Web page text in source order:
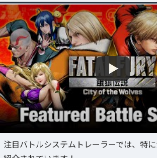
注目バトルシステムトレーラーでは、特